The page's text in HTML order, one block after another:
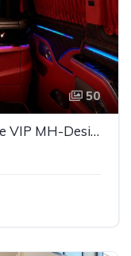
50
Mercedes-Benz V300d Exclusive VIP MH-Design Luxussitze Sbel TV